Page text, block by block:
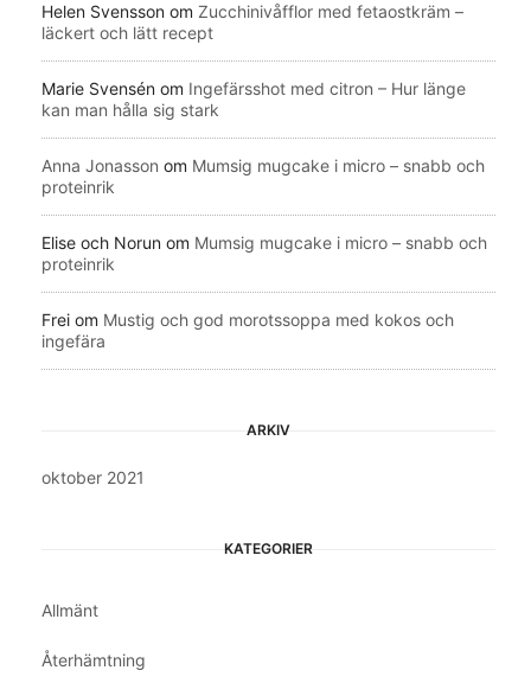
Helen Svensson om Zucchinivåfflor med fetaostkräm –
läckert och lätt recept
Marie Svensén om Ingefärsshot med citron – Hur länge
kan man hålla sig stark
Anna Jonasson om Mumsig mugcake i micro – snabb och
proteinrik
Elise och Norun om Mumsig mugcake i micro – snabb och
proteinrik
Frei om Mustig och god morotssoppa med kokos och
ingefära
ARKIV
oktober 2021
KATEGORIER
Allmänt
Återhämtning